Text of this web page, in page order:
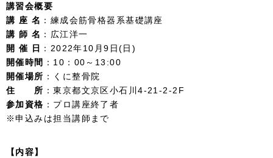
講習会概要
講 座 名 ：練成会筋骨格器系基礎講座
講 師 名 ：広江洋一
開 催 日 ：2022年10月9日(日)
開催時間 ：10：00～13:00
開催場所 ：くに整骨院
住 所 ：東京都文京区小石川4-21-2-2F
参加資格 ：プロ講座終了者
※申込みは担当講師まで
【内容】